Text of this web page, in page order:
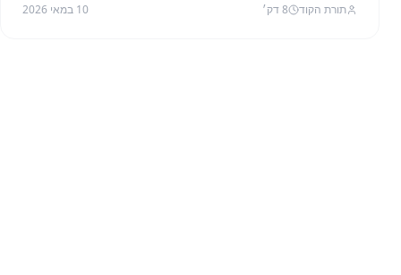
תורת הקוד 8דק׳ 10 במאי 2026